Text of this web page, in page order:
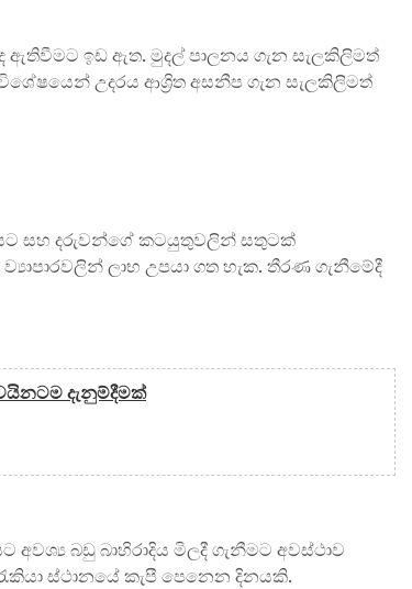
ඇතිවීමට ඉඩ ඇත. මුදල් පාලනය ගැන සැලකිලිමත්
උදරය ආශ්‍රිත අසනීප ගැන සැලකිලිමත්
සහ දරුවන්ගේ කටයුතුවලින් සතුටක්
ලාභ උපයා ගත හැක. තීරණ ගැනීමේදී
දැනුම්දීමක්
බඩු බාහිරාදිය මිලදී ගැනීමට අවස්ථාව
ස්ථානයේ කැපී පෙනෙන දිනයකි.